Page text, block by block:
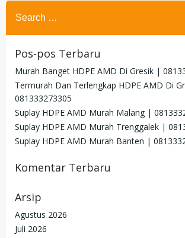
Search
for:
Pos-pos Terbaru
Murah Banget HDPE AMD Di Gresik |
Termurah Dan Terlengkap HDPE AMD Di
081333273305
Suplay HDPE AMD Murah Malang |
Suplay HDPE AMD Murah Trenggalek |
Suplay HDPE AMD Murah Banten |
Komentar Terbaru
Arsip
Agustus 2026
Juli 2026